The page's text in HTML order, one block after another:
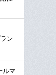
ン
ルマ